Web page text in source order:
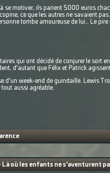
se motiver, ils parient 5000 euros
ce que les autres ne savaient
tombe amoureuse de lui… Le pire
qui ont décidé de conjurer le sort
d'autant que Félix et Patrick
d'un week-end de guindaille. Lewis
aussi agréable.
- Là où les enfants ne s'aventurent